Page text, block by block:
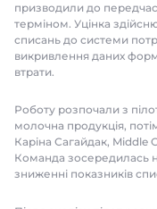
призводили до
терміном. Уцінка
списань до системи
викривлення даних
втрати.
Роботу розпочали з
молочна продукція,
Каріна Сагайдак, Middle
Команда зосередилась
зниженні показників